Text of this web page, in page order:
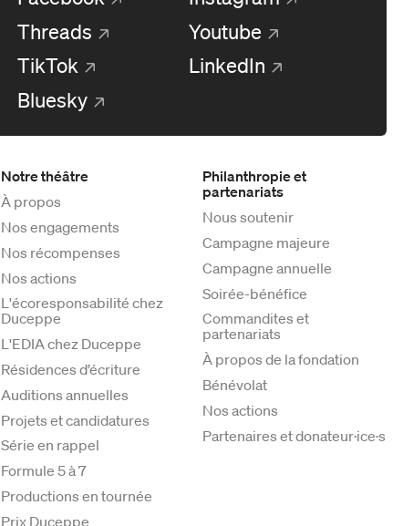
Threads
Youtube
TikTok
LinkedIn
Bluesky
Notre théâtre
À propos
Nos engagements
Nos récompenses
Nos actions
L'écoresponsabilité chez
Duceppe
L'EDIA chez Duceppe
Résidences d’écriture
Auditions annuelles
Projets et candidatures
Série en rappel
Formule 5 à 7
Productions en tournée
Prix Duceppe
Philanthropie et
partenariats
Nous soutenir
Campagne majeure
Campagne annuelle
Soirée-bénéfice
Commandites et
partenariats
À propos de la fondation
Bénévolat
Nos actions
Partenaires et donateur·ice·s